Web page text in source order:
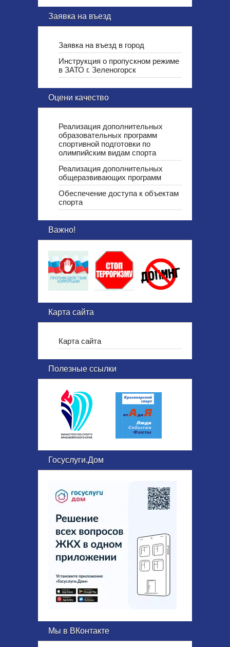
Заявка на въезд
Заявка на въезд в город
Инструкция о пропускном режиме
в ЗАТО г. Зеленогорск
Оцени качество
Реализация дополнительных
образовательных программ
спортивной подготовки по
олимпийским видам спорта
Реализация дополнительных
общеразвивающих программ
Обеспечение доступа к объектам
спорта
Важно!
Карта сайта
Карта сайта
Полезные ссылки
Госуслуги.Дом
Мы в ВКонтакте